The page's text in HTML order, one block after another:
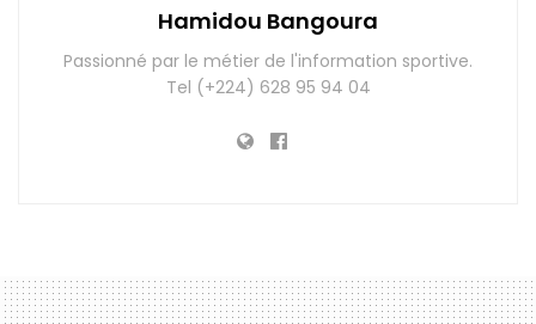
Hamidou Bangoura
Passionné par le métier de l'information sportive.
Tel (+224) 628 95 94 04